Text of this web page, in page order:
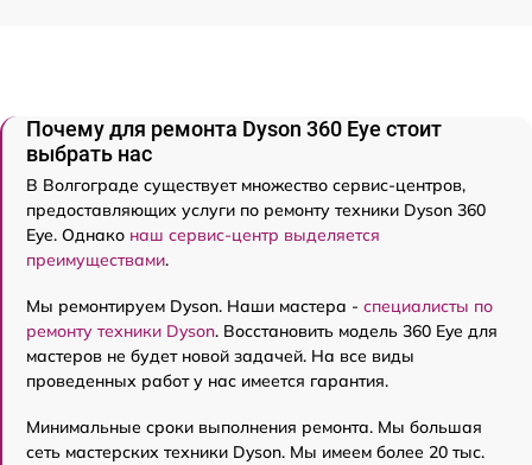
Почему для ремонта Dyson 360 Eye стоит
выбрать нас
В Волгограде существует множество сервис-центров,
предоставляющих услуги по ремонту техники Dyson 360
Eye. Однако наш сервис-центр выделяется
преимуществами.
Мы ремонтируем Dyson. Наши мастера - специалисты по
ремонту техники Dyson. Восстановить модель 360 Eye для
мастеров не будет новой задачей. На все виды
проведенных работ у нас имеется гарантия.
Минимальные сроки выполнения ремонта. Мы большая
сеть мастерских техники Dyson. Мы имеем более 20 тыс.